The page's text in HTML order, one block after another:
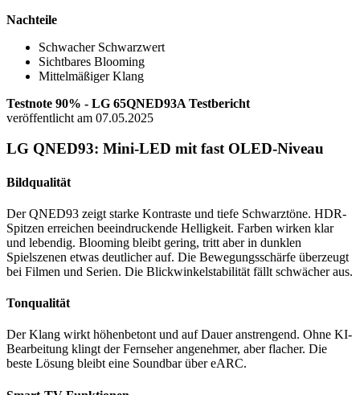
Nachteile
Schwacher Schwarzwert
Sichtbares Blooming
Mittelmäßiger Klang
Testnote 90% - LG 65QNED93A Testbericht
veröffentlicht am 07.05.2025
LG QNED93: Mini-LED mit fast OLED-Niveau
Bildqualität
Der QNED93 zeigt starke Kontraste und tiefe Schwarztöne. HDR-
Spitzen erreichen beeindruckende Helligkeit. Farben wirken klar
und lebendig. Blooming bleibt gering, tritt aber in dunklen
Spielszenen etwas deutlicher auf. Die Bewegungsschärfe überzeugt
bei Filmen und Serien. Die Blickwinkelstabilität fällt schwächer aus.
Tonqualität
Der Klang wirkt höhenbetont und auf Dauer anstrengend. Ohne KI-
Bearbeitung klingt der Fernseher angenehmer, aber flacher. Die
beste Lösung bleibt eine Soundbar über eARC.